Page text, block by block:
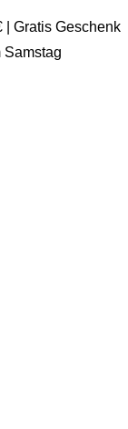
| Gratis Geschenk
Samstag